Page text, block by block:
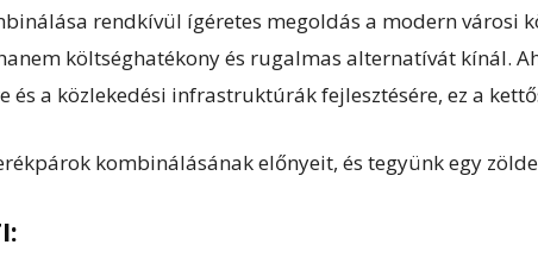
rendkívül ígéretes megoldás a modern városi
költséghatékony és rugalmas alternatívát kínál.
és a közlekedési infrastruktúrák fejlesztésére, ez a
kombinálásának előnyeit, és tegyünk egy